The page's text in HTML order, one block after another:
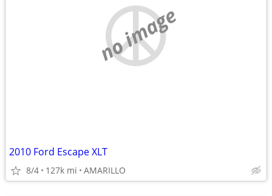
no image
2010 Ford Escape XLT
8/4 127k mi AMARILLO